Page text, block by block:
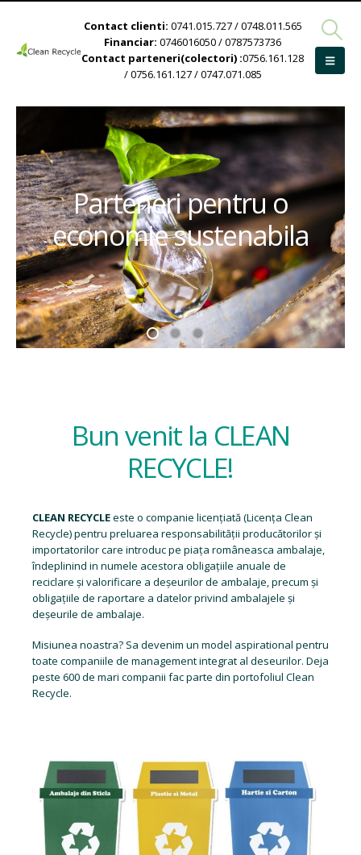
Contact clienti: 0741.015.727 / 0748.011.565
Financiar: 0746016050 / 0787573736
Contact parteneri(colectori) :0756.161.128
/ 0756.161.127 / 0747.071.085
Parteneri pentru o
economie sustenabila
Bun venit la CLEAN
RECYCLE!
CLEAN RECYCLEeste o companie licențiată (Licența Clean
Recycle) pentru preluarea responsabilității producătorilor și
importatorilor care introduc pe piața româneasca ambalaje,
îndeplinind in numele acestora obligațiile anuale de
reciclare și valorificare a deșeurilor de ambalaje, precum și
obligațiile de raportare a datelor privind ambalajele și
deșeurile de ambalaje.
Misiunea noastra? Sa devenim un model aspirational pentru
toate companiile de management integrat al deseurilor. Deja
peste 600 de mari companii fac parte din portofoliul Clean
Recycle.